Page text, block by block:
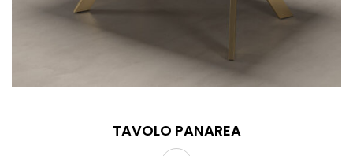
TAVOLO PANAREA